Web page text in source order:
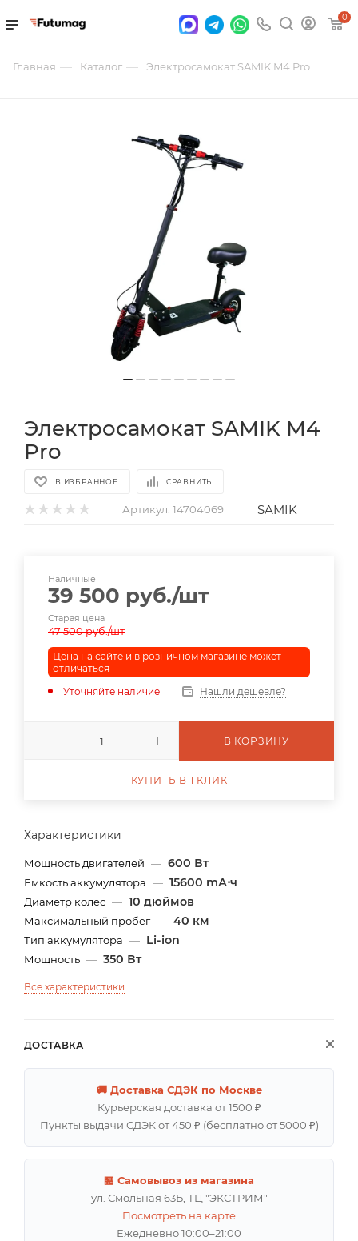
0
Главная — Каталог — Электросамокат SAMIK M4 Pro
Электросамокат SAMIK M4
Pro
В ИЗБРАННОЕ СРАВНИТЬ
Артикул: 14704069 SAMIK
Характеристики
Мощность двигателей — 600 Вт
Емкость аккумулятора — 15600 mА⋅ч
Диаметр колес — 10 дюймов
Максимальный пробег — 40 км
Тип аккумулятора — Li-ion
Мощность — 350 Вт
Все характеристики
ДОСТАВКА
🚚 Доставка СДЭК по Москве
Курьерская доставка от 1500 ₽
Пункты выдачи СДЭК от 450 ₽ (бесплатно от 5000 ₽)
🏪 Самовывоз из магазина
ул. Смольная 63Б, ТЦ "ЭКСТРИМ"
Посмотреть на карте
Ежедневно 10:00–21:00
Наличные
39 500 руб./шт
Старая цена
47 500руб./шт
Цена на сайте и в розничном магазине может
отличаться
Уточняйте наличие
Нашли дешевле?
В КОРЗИНУ
КУПИТЬ В 1 КЛИК